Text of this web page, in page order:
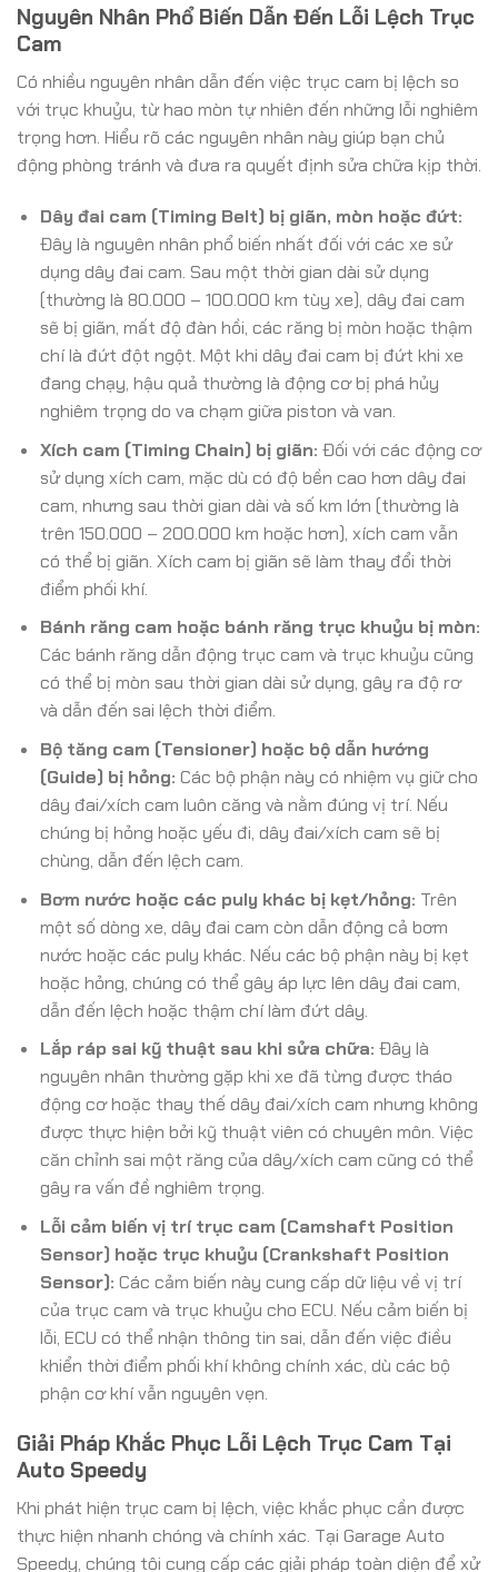
Nguyên Nhân Phổ Biến Dẫn Đến Lỗi Lệch Trục
Cam
Có nhiều nguyên nhân dẫn đến việc trục cam bị lệch so
với trục khuỷu, từ hao mòn tự nhiên đến những lỗi nghiêm
trọng hơn. Hiểu rõ các nguyên nhân này giúp bạn chủ
động phòng tránh và đưa ra quyết định sửa chữa kịp thời.
Dây đai cam (Timing Belt) bị giãn, mòn hoặc đứt:
Đây là nguyên nhân phổ biến nhất đối với các xe sử
dụng dây đai cam. Sau một thời gian dài sử dụng
(thường là 80.000 – 100.000 km tùy xe), dây đai cam
sẽ bị giãn, mất độ đàn hồi, các răng bị mòn hoặc thậm
chí là đứt đột ngột. Một khi dây đai cam bị đứt khi xe
đang chạy, hậu quả thường là động cơ bị phá hủy
nghiêm trọng do va chạm giữa piston và van.
Xích cam (Timing Chain) bị giãn: Đối với các động cơ
sử dụng xích cam, mặc dù có độ bền cao hơn dây đai
cam, nhưng sau thời gian dài và số km lớn (thường là
trên 150.000 – 200.000 km hoặc hơn), xích cam vẫn
có thể bị giãn. Xích cam bị giãn sẽ làm thay đổi thời
điểm phối khí.
Bánh răng cam hoặc bánh răng trục khuỷu bị mòn:
Các bánh răng dẫn động trục cam và trục khuỷu cũng
có thể bị mòn sau thời gian dài sử dụng, gây ra độ rơ
và dẫn đến sai lệch thời điểm.
Bộ tăng cam (Tensioner) hoặc bộ dẫn hướng
(Guide) bị hỏng: Các bộ phận này có nhiệm vụ giữ cho
dây đai/xích cam luôn căng và nằm đúng vị trí. Nếu
chúng bị hỏng hoặc yếu đi, dây đai/xích cam sẽ bị
chùng, dẫn đến lệch cam.
Bơm nước hoặc các puly khác bị kẹt/hỏng: Trên
một số dòng xe, dây đai cam còn dẫn động cả bơm
nước hoặc các puly khác. Nếu các bộ phận này bị kẹt
hoặc hỏng, chúng có thể gây áp lực lên dây đai cam,
dẫn đến lệch hoặc thậm chí làm đứt dây.
Lắp ráp sai kỹ thuật sau khi sửa chữa: Đây là
nguyên nhân thường gặp khi xe đã từng được tháo
động cơ hoặc thay thế dây đai/xích cam nhưng không
được thực hiện bởi kỹ thuật viên có chuyên môn. Việc
căn chỉnh sai một răng của dây/xích cam cũng có thể
gây ra vấn đề nghiêm trọng.
Lỗi cảm biến vị trí trục cam (Camshaft Position
Sensor) hoặc trục khuỷu (Crankshaft Position
Sensor): Các cảm biến này cung cấp dữ liệu về vị trí
của trục cam và trục khuỷu cho ECU. Nếu cảm biến bị
lỗi, ECU có thể nhận thông tin sai, dẫn đến việc điều
khiển thời điểm phối khí không chính xác, dù các bộ
phận cơ khí vẫn nguyên vẹn.
Giải Pháp Khắc Phục Lỗi Lệch Trục Cam Tại
Auto Speedy
Khi phát hiện trục cam bị lệch, việc khắc phục cần được
thực hiện nhanh chóng và chính xác. Tại Garage Auto
Speedy, chúng tôi cung cấp các giải pháp toàn diện để xử